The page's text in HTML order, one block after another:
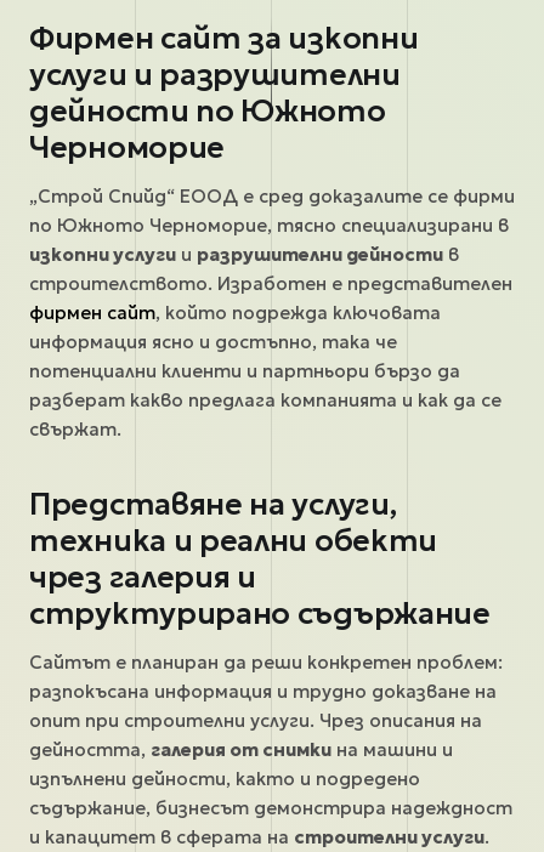
Фирмен сайт за изкопни
услуги и разрушителни
дейности по Южното
Черноморие
„Строй Спийд“ ЕООД е сред доказалите се фирми
по Южното Черноморие, тясно специализирани в
изкопни услуги и разрушителни дейности в
строителството. Изработен е представителен
фирмен сайт, който подрежда ключовата
информация ясно и достъпно, така че
потенциални клиенти и партньори бързо да
разберат какво предлага компанията и как да се
свържат.
Представяне на услуги,
техника и реални обекти
чрез галерия и
структурирано съдържание
Сайтът е планиран да реши конкретен проблем:
разпокъсана информация и трудно доказване на
опит при строителни услуги. Чрез описания на
дейността, галерия от снимки на машини и
изпълнени дейности, както и подредено
съдържание, бизнесът демонстрира надеждност
и капацитет в сферата на строителни услуги.